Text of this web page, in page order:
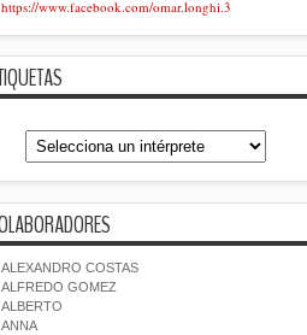
https://www.facebook.com/omar.longhi.3
ALEXANDRO COSTAS
ALFREDO GOMEZ
ALBERTO
ANNA